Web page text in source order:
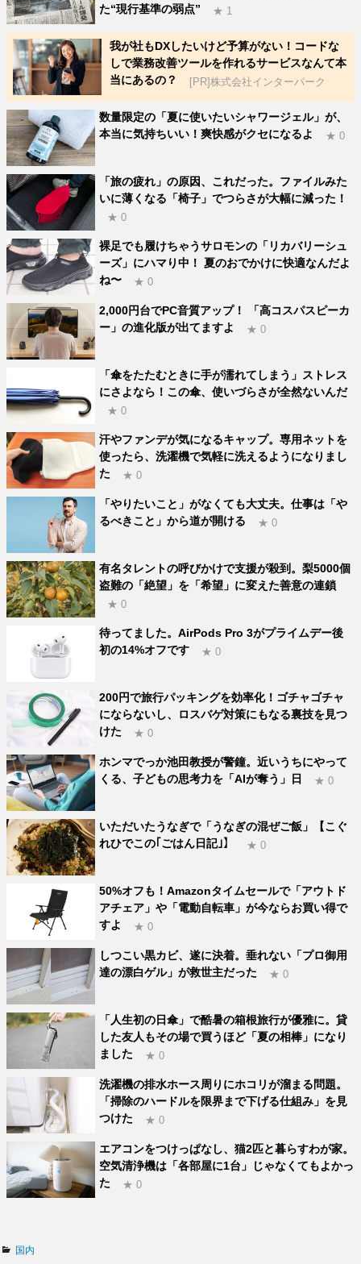
た“現行基準の弱点”
★ 1
我が社もDXしたいけど予算がない！コードな
しで業務改善ツールを作れるサービスなんて本
当にあるの？
[PR]株式会社インターパーク
数量限定の「夏に使いたいシャワージェル」が、
本当に気持ちいい！爽快感がクセになるよ
★ 0
「旅の疲れ」の原因、これだった。ファイルみた
いに薄くなる「椅子」でつらさが大幅に減った！
★ 0
裸足でも履けちゃうサロモンの「リカバリーシュ
ーズ」にハマり中！ 夏のおでかけに快適なんだよ
ね〜
★ 0
2,000円台でPC音質アップ！ 「高コスパスピーカ
ー」の進化版が出てますよ
★ 0
「傘をたたむときに手が濡れてしまう」ストレス
にさよなら！この傘、使いづらさが全然ないんだ
★ 0
汗やファンデが気になるキャップ。専用ネットを
使ったら、洗濯機で気軽に洗えるようになりまし
た
★ 0
「やりたいこと」がなくても大丈夫。仕事は「や
るべきこと」から道が開ける
★ 0
有名タレントの呼びかけで支援が殺到。梨5000個
盗難の「絶望」を「希望」に変えた善意の連鎖
★ 0
待ってました。AirPods Pro 3がプライムデー後
初の14%オフです
★ 0
200円で旅行パッキングを効率化！ゴチャゴチャ
にならないし、ロスバゲ対策にもなる裏技を見つ
けた
★ 0
ホンマでっか池田教授が警鐘。近いうちにやって
くる、子どもの思考力を「AIが奪う」日
★ 0
いただいたうなぎで「うなぎの混ぜご飯」【こぐ
れひでこの｢ごはん日記｣】
★ 0
50%オフも！Amazonタイムセールで「アウトド
アチェア」や「電動自転車」が今ならお買い得で
すよ
★ 0
しつこい黒カビ、遂に決着。垂れない「プロ御用
達の漂白ゲル」が救世主だった
★ 0
「人生初の日傘」で酷暑の箱根旅行が優雅に。貸
した友人もその場で買うほど「夏の相棒」になり
ました
★ 0
洗濯機の排水ホース周りにホコリが溜まる問題。
「掃除のハードルを限界まで下げる仕組み」を見
つけた
★ 0
エアコンをつけっぱなし、猫2匹と暮らすわが家。
空気清浄機は「各部屋に1台」じゃなくてもよかっ
た
★ 0
カ
国内